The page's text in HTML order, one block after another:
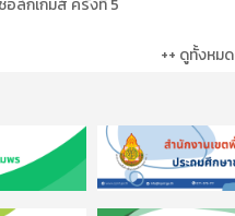
ล์กเกมส์ ครั้งที่ 5
++ ดูทั้งหมด